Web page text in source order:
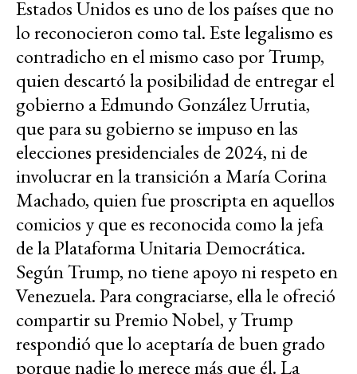
Estados Unidos es uno de los países que no
lo reconocieron como tal. Este legalismo es
contradicho en el mismo caso por Trump,
quien descartó la posibilidad de entregar el
gobierno a Edmundo González Urrutia,
que para su gobierno se impuso en las
elecciones presidenciales de 2024, ni de
involucrar en la transición a María Corina
Machado, quien fue proscripta en aquellos
comicios y que es reconocida como la jefa
de la Plataforma Unitaria Democrática.
Según Trump, no tiene apoyo ni respeto en
Venezuela. Para congraciarse, ella le ofreció
compartir su Premio Nobel, y Trump
respondió que lo aceptaría de buen grado
porque nadie lo merece más que él. La